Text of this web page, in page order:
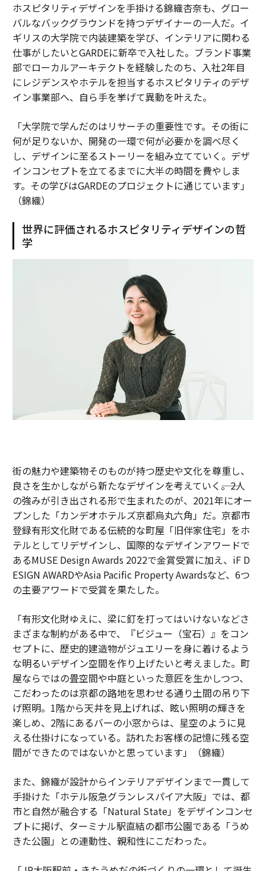
ホスピタリティデザインを手掛ける錦織杏奈も、グロー
バルなバックグラウンドを持つデザイナーの一人だ。イ
ギリスの大学院で内装建築を学び、インテリアに関わる
仕事がしたいとGARDEに新卒で入社した。ブランド事業
部でローカルアーキテクトを経験したのち、入社2年目
にレジデンスやホテルを担当するホスピタリティのデザ
イン事業部へ、自ら手を挙げて異動を叶えた。
「大学院で学んだのはリサーチの重要性です。その街に
何が足りないか、開発の一環で何が必要かを調べ尽く
し、デザインに至るストーリーを組み立てていく。デザ
インコンセプトを立てるまでに大半の時間を費やしま
す。その学びはGARDEのプロジェクトに通じています」
（錦織）
世界に評価されるホスピタリティデザインの哲
学
街の魅力や建築物そのものが持つ歴史や文化を尊重し、
良さを生かしながら新たなデザインを考えていく――。2人
の強みが引き出される形で生まれたのが、2021年にオー
プンした「カンデオホテルズ京都烏丸六角」だ。京都市
登録有形文化財である伝統的な町屋「旧伴家住宅」をホ
テルとしてリデザインし、国際的なデザインアワードで
あるMUSE Design Awards 2022で金賞受賞に加え、iF D
ESIGN AWARDやAsia Pacific Property Awardsなど、6つ
の主要アワードで受賞を果たした。
「有形文化財ゆえに、梁に釘を打ってはいけないなどさ
まざまな制約がある中で、『ビジュー（宝石）』をコン
セプトに、歴史的建造物がジュエリーを身に着けるよう
な明るいデザイン空間を作り上げたいと考えました。町
屋ならではの畳空間や中庭といった意匠を生かしつつ、
こだわったのは京都の路地を思わせる通り土間の吊り下
げ照明。1階から天井を見上げれば、眩い照明の輝きを
楽しめ、2階にあるバーの小窓からは、星空のように見
える仕掛けになっている。訪れたお客様の記憶に残る空
間ができたのではないかと思っています」（錦織）
また、錦織が設計からインテリアデザインまで一貫して
手掛けた「ホテル阪急グランレスパイア大阪」では、都
市と自然が融合する「Natural State」をデザインコンセ
プトに掲げ、ターミナル駅直結の都市公園である「うめ
きた公園」との連動性、親和性にこだわった。